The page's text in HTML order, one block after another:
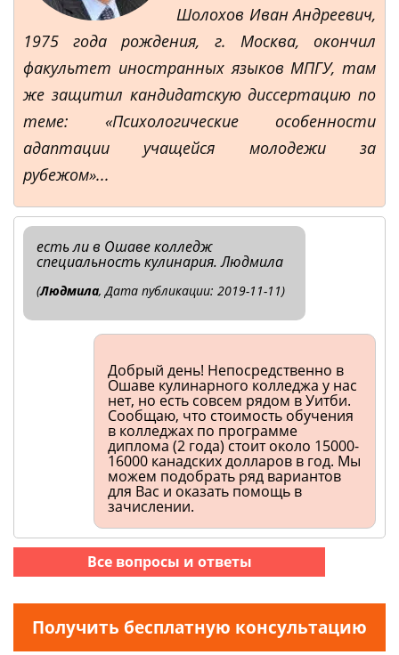
Шолохов Иван Андреевич,
1975 года рождения, г. Москва, окончил
факультет иностранных языков МПГУ, там
же защитил кандидатскую диссертацию по
теме: «Психологические особенности
адаптации учащейся молодежи за
рубежом»...
есть ли в Ошаве колледж
специальность кулинария. Людмила
(Людмила, Дата публикации: 2019-11-11)
Добрый день! Непосредственно в
Ошаве кулинарного колледжа у нас
нет, но есть совсем рядом в Уитби.
Сообщаю, что стоимость обучения
в колледжах по программе
диплома (2 года) стоит около 15000-
16000 канадских долларов в год. Мы
можем подобрать ряд вариантов
для Вас и оказать помощь в
зачислении.
Все вопросы и ответы
Получить бесплатную консультацию